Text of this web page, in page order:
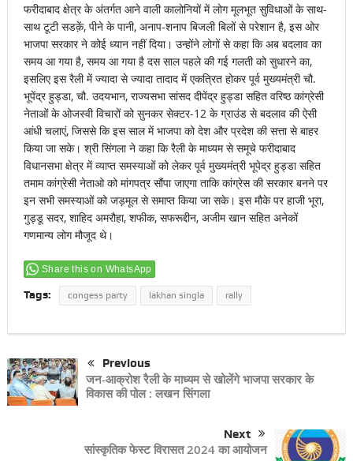
फरीदाबाद क्षेत्र के अंतर्गत आने वाली कालोनियों में लोग मूलभूत सुविधाओं के साथ-
साथ टूटी सडक़ें, पीने के पानी, अनाप-शनाप बिजली बिलों से परेशान है, इस ओर
भाजपा सरकार ने कोई ध्यान नहीं दिया। उन्होंने लोगों से कहा कि अब बदलाव का
समय आ गया है, समय आ गया है दस साल पहले की गई गलती को सुधारने का,
इसलिए इस रैली में ज्यादा से ज्यादा तादाद में एकत्रित होकर पूर्व मुख्यमंत्री चौ.
भूपेंद्र हुड्डा, चौ. उदयभान, राज्यसभा सांसद दीपेंद्र हुड्डा सहित वरिष्ठ कांग्रेसी
नेताओं के ओजस्वी विचारों को सुनकर सेक्टर-12 के ग्राउंड से बदलाव की ऐसी
आंधी चलाएं, जिससे कि इस साल में भाजपा को देश और प्रदेश की सत्ता से बाहर
किया जा सके। श्री सिंगला ने कहा कि रैली के माध्यम से समूचे फरीदाबाद
विधानसभा क्षेत्र में व्याप्त समस्याओं को लेकर पूर्व मुख्यमंत्री भूपेद्र हुड्डा सहित
तमाम कांग्रेसी नेताओ को मांगपत्र सौंपा जाएगा ताकि कांग्रेस की सरकार बनने पर
इन सभी समस्याओं को जड़मूल से समाप्त किया जा सके। इस मौके पर हाजी भूरा,
गुड्डू सदर, शाहिद अमरौहा, शफीक, सफरूद्दीन, अजीम खान सहित अनेकों
गणमान्य लोग मौजूद थे।
Share this on WhatsApp
Tags: congess party lakhan singla rally
Previous
जन-आक्रोश रैली के माध्यम से खोलेंगे भाजपा सरकार के
विकास की पोल : लखन सिंगला
Next
सांस्कृतिक फेस्ट विरासत 2024 का आयोजन